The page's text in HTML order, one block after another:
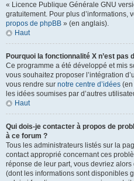
« Licence Publique Générale GNU
gratuitement. Pour plus d’informations,
propos de phpBB » (en anglais).
Haut
Pourquoi la fonctionnalité X n’est pas
Ce programme a été développé et mis
vous souhaitez proposer l’intégration
vous rendre sur notre centre d’idées (en
les idées soumises par d’autres
Haut
Qui dois-je contacter à propos de
à ce forum ?
Tous les administrateurs listés sur la
contact approprié concernant ces
réponse de leur part, vous devriez
(dont les informations sont disponibles